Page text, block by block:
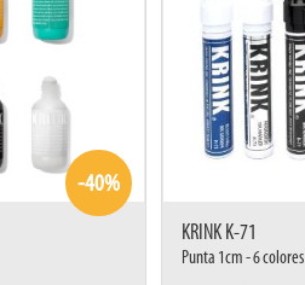
-40%
KRINK K-71
Punta 1cm - 6 colores